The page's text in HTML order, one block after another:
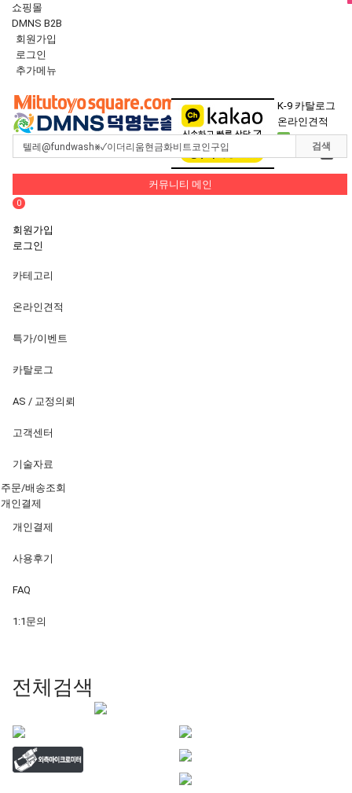
쇼핑몰
DMNS B2B
회원가입
로그인
추가메뉴
navigation
K-9 카탈로그
온라인견적
0
장바구니 0
검색
커뮤니티 메인
0
회원가입
로그인
카테고리
온라인견적
특가/이벤트
카탈로그
AS / 교정의뢰
고객센터
기술자료
주문/배송조회
개인결제
개인결제
사용후기
FAQ
1:1문의
전체검색